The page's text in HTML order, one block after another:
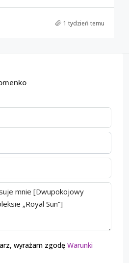
1 tydzień temu
wyrażam zgodę Warunki